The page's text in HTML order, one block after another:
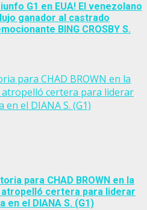
G1 en EUA! El venezolano
ganador al castrado
BING CROSBY S.
para CHAD BROWN en la
atropelló certera para liderar
el DIANA S. (G1)
para CHAD BROWN en la
atropelló certera para liderar
en el DIANA S. (G1)